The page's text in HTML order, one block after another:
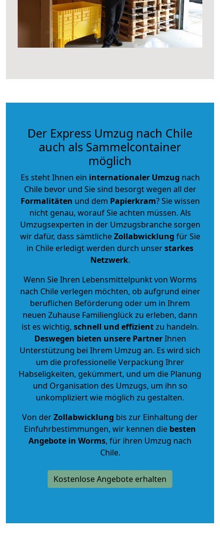
Der Express Umzug nach Chile
auch als Sammelcontainer
möglich
Es steht Ihnen ein internationaler Umzug nach
Chile bevor und Sie sind besorgt wegen all der
Formalitäten und dem Papierkram? Sie wissen
nicht genau, worauf Sie achten müssen. Als
Umzugsexperten in der Umzugsbranche sorgen
wir dafür, dass sämtlicheZollabwicklung für Sie
in Chile erledigt werden durch unserstarkes
Netzwerk.
Wenn Sie Ihren Lebensmittelpunkt von Worms
nach Chile verlegen möchten, ob aufgrund einer
beruflichen Beförderung oder um in Ihrem
neuen Zuhause Familienglück zu erleben, dann
ist es wichtig, schnell und effizientzu handeln.
Deswegen bieten unsere PartnerIhnen
Unterstützung bei Ihrem Umzug an. Es wird sich
um die professionelle Verpackung Ihrer
Habseligkeiten, gekümmert, und um die Planung
und Organisation des Umzugs, um ihn so
unkompliziert wie möglich zu gestalten.
Von derZollabwicklung bis zur Einhaltung der
Einfuhrbestimmungen, wir kennen die besten
Angebote in Worms, für ihren Umzug nach
Chile.
Kostenlose Angebote erhalten